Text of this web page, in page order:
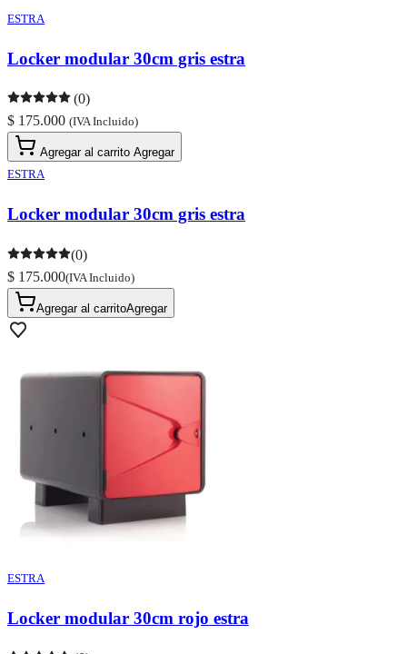
ESTRA
Locker modular 30cm gris estra
(0)
$ 175.000 (IVA Incluido)
Agregar al carrito Agregar
ESTRA
Locker modular 30cm gris estra
(0)
$ 175.000(IVA Incluido)
Agregar al carritoAgregar
ESTRA
Locker modular 30cm rojo estra